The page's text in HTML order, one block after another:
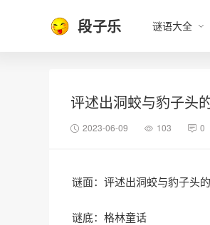
段子乐 谜语大全
评述出洞蛟与豹子头
2023-06-09 103 0
谜面：评述出洞蛟与豹子头
谜底：格林童话